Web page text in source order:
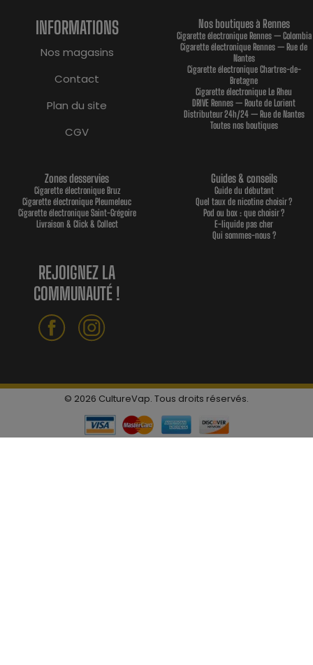
INFORMATIONS
Nos magasins
Contact
Plan du site
CGV
Nos boutiques à Rennes
Cigarette électronique Rennes — Colombia
Cigarette électronique Rennes — Rue de
Nantes
Cigarette électronique Chartres-de-
Bretagne
Cigarette électronique Le Rheu
DRIVE Rennes — Route de Lorient
Distributeur 24h/24 — Rue de Nantes
Toutes nos boutiques
Zones desservies
Cigarette électronique Bruz
Cigarette électronique Pleumeleuc
Cigarette électronique Saint-Grégoire
Livraison & Click & Collect
Guides & conseils
Guide du débutant
Quel taux de nicotine choisir ?
Pod ou box : que choisir ?
E-liquide pas cher
Qui sommes-nous ?
REJOIGNEZ LA
COMMUNAUTÉ !
© 2026 CultureVap. Tous droits réservés.